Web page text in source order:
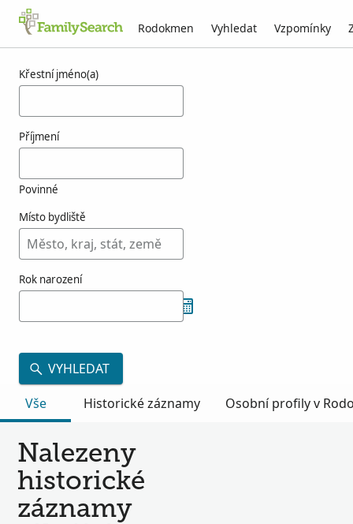
Rodokmen Vyhledat Vzpomínky
Křestní jméno(a)
Příjmení
Povinné
Místo bydliště
Rok narození
VYHLEDAT
Vše
Historické záznamy Osobní profily v
Nalezeny
historické
záznamy